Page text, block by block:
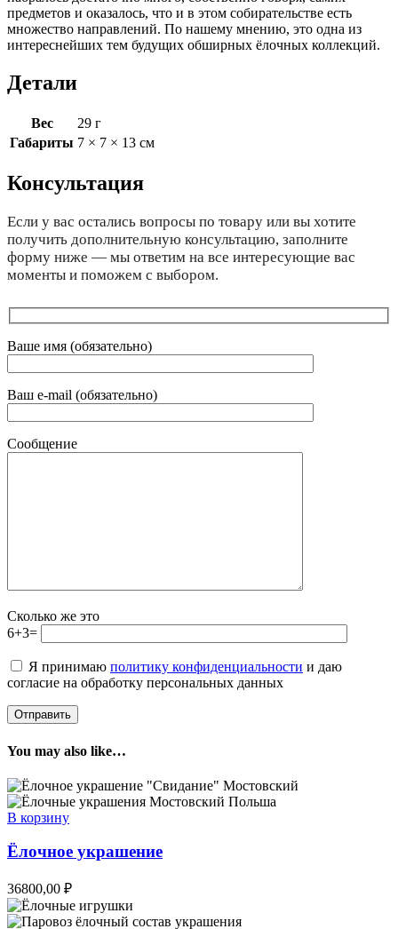
предметов и оказалось, что и в этом собирательстве есть
множество направлений. По нашему мнению, это одна из
интереснейших тем будущих обширных ёлочных коллекций.
Детали
Вес
29 г
Габариты 7 × 7 × 13 см
Консультация
Если у вас остались вопросы по товару или вы хотите
получить дополнительную консультацию, заполните
форму ниже — мы ответим на все интересующие вас
моменты и поможем с выбором.
Ваше имя (обязательно)
Ваш e-mail (обязательно)
Сообщение
Сколько же это
6+3=
Я принимаю политику конфиденциальности и даю
согласие на обработку персональных данных
You may also like…
В корзину
Ёлочное украшение
36800,00 ₽